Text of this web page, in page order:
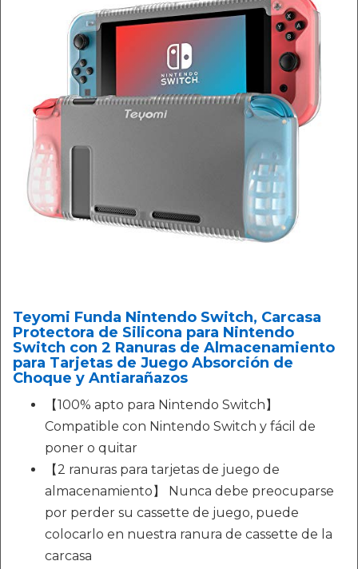
Teyomi Funda Nintendo Switch, Carcasa
Protectora de Silicona para Nintendo
Switch con 2 Ranuras de Almacenamiento
para Tarjetas de Juego Absorción de
Choque y Antiarañazos
【100% apto para Nintendo Switch】
Compatible con Nintendo Switch y fácil de
poner o quitar
【2 ranuras para tarjetas de juego de
almacenamiento】 Nunca debe preocuparse
por perder su cassette de juego, puede
colocarlo en nuestra ranura de cassette de la
carcasa